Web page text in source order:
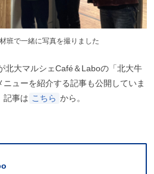
班で一緒に写真を撮りました
北大マルシェCafé＆Laboの「北大牛
ューを紹介する記事も公開していま
記事は こちら から。